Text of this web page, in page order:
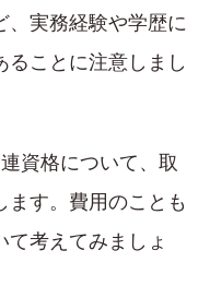
、実務経験や学歴に
ることに注意しまし
資格について、取
ます。費用のことも
考えてみましょ